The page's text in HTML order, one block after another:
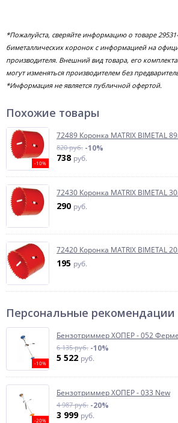
*Пожалуйста, сверяйте информацию о товаре
биметаллических коронок с информацией на
производителя. Внешний вид товара, его
могут изменяться производителем без
*Информация не является публичной офертой.
Похожие товары
-10%
72489 Коронка MATRIX BIMETAL
820 руб. -10%
738 руб.
72430 Коронка MATRIX BIMETAL
290 руб.
72420 Коронка MATRIX BIMETAL
195 руб.
Персональные рекомендации
-10%
Бензотриммер ХОПЕР - 052
6 135 руб. -10%
5 522 руб.
-20%
Бензотриммер ХОПЕР - 033 New
4 987 руб. -20%
3 999 руб.